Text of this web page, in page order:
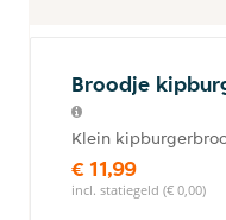
Broodje
Klein
€ 11,99
incl. statiegeld (€ 0,00)